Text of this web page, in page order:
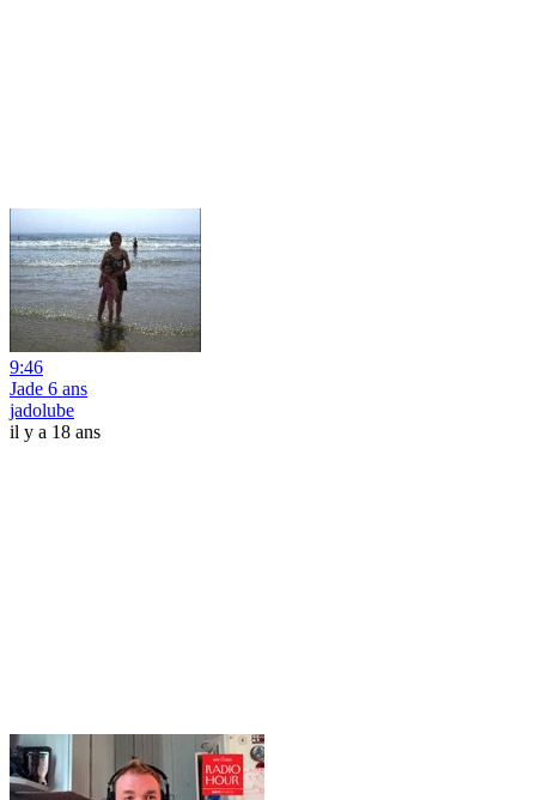
9:46
Jade 6 ans
jadolube
il y a 18 ans